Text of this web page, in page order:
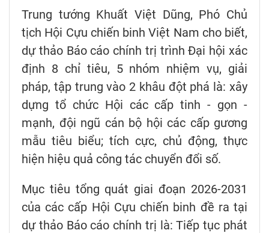
Trung tướng Khuất Việt Dũng, Phó Chủ
tịch Hội Cựu chiến binh Việt Nam cho biết,
dự thảo Báo cáo chính trị trình Đại hội xác
định 8 chỉ tiêu, 5 nhóm nhiệm vụ, giải
pháp, tập trung vào 2 khâu đột phá là: xây
dựng tổ chức Hội các cấp tinh - gọn -
mạnh, đội ngũ cán bộ hội các cấp gương
mẫu tiêu biểu; tích cực, chủ động, thực
hiện hiệu quả công tác chuyển đổi số.
Mục tiêu tổng quát giai đoạn 2026-2031
của các cấp Hội Cựu chiến binh đề ra tại
dự thảo Báo cáo chính trị là: Tiếp tục phát